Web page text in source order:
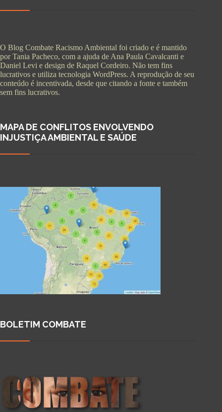
O Blog Combate Racismo Ambiental foi criado e é mantido
por Tania Pacheco, com a ajuda de Ana Paula Cavalcanti e
Daniel Levi e design de Raquel Cordeiro. Não tem fins
lucrativos e utiliza tecnologia WordPress. A reprodução de seu
conteúdo é incentivada, desde que citando a fonte e também
sem fins lucrativos.
MAPA DE CONFLITOS ENVOLVENDO
INJUSTIÇA AMBIENTAL E SAÚDE
BOLETIM COMBATE